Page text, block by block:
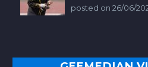
posted on 26/06/